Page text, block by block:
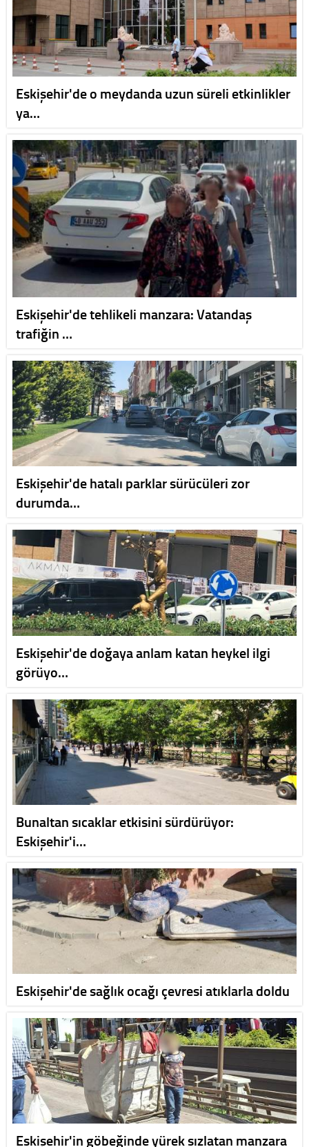
Eskişehir'de o meydanda uzun süreli etkinlikler
ya…
Eskişehir'de tehlikeli manzara: Vatandaş
trafiğin …
Eskişehir'de hatalı parklar sürücüleri zor
durumda…
Eskişehir'de doğaya anlam katan heykel ilgi
görüyo…
Bunaltan sıcaklar etkisini sürdürüyor:
Eskişehir'i…
Eskişehir'de sağlık ocağı çevresi atıklarla doldu
Eskişehir'in göbeğinde yürek sızlatan manzara